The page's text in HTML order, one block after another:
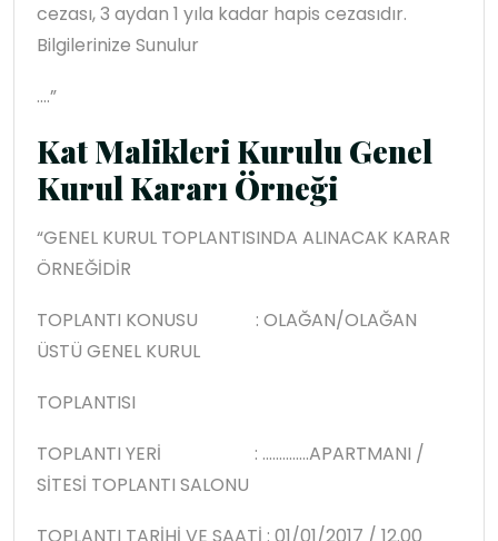
cezası, 3 aydan 1 yıla kadar hapis cezasıdır.
Bilgilerinize Sunulur
.…”
Kat Malikleri Kurulu Genel
Kurul Kararı Örneği
“GENEL KURUL TOPLANTISINDA ALINACAK KARAR
ÖRNEĞİDİR
TOPLANTI KONUSU : OLAĞAN/OLAĞAN
ÜSTÜ GENEL KURUL
TOPLANTISI
TOPLANTI YERİ : …………..APARTMANI /
SİTESİ TOPLANTI SALONU